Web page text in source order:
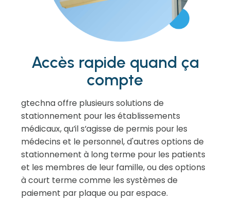
Accès rapide quand ça
compte
gtechna offre plusieurs solutions de
stationnement pour les établissements
médicaux, qu’il s’agisse de permis pour les
médecins et le personnel, d'autres options de
stationnement à long terme pour les patients
et les membres de leur famille, ou des options
à court terme comme les systèmes de
paiement par plaque ou par espace.